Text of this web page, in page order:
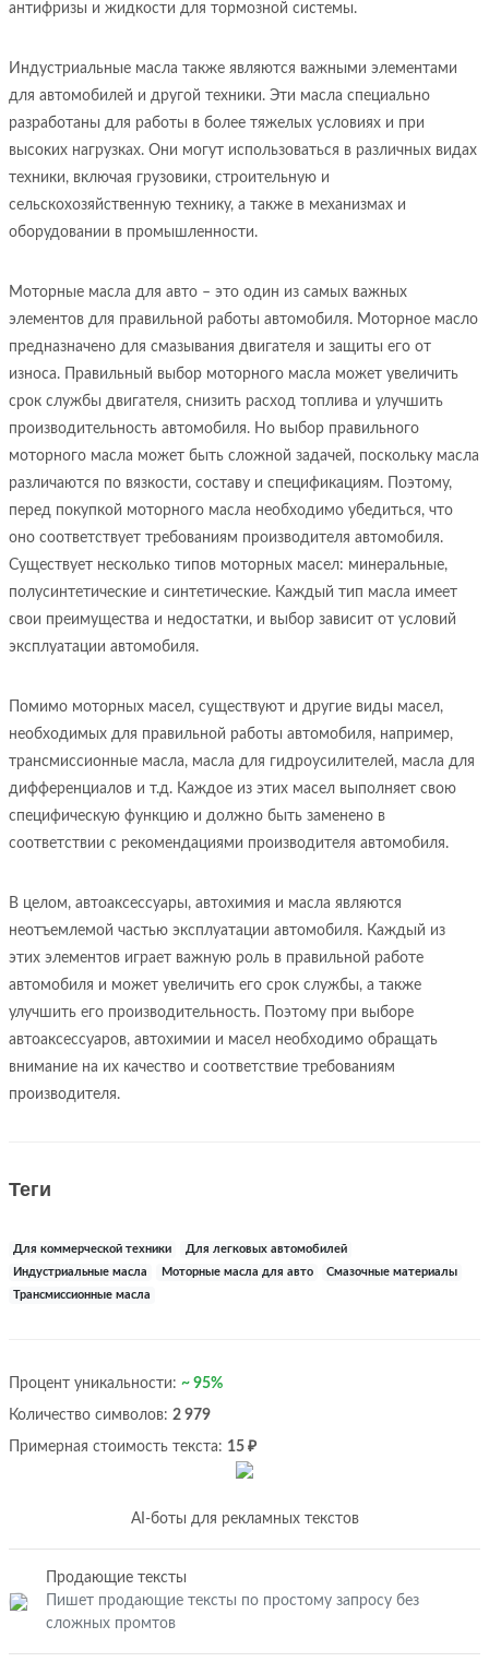
антифризы и жидкости для тормозной системы.
Индустриальные масла также являются важными элементами
для автомобилей и другой техники. Эти масла специально
разработаны для работы в более тяжелых условиях и при
высоких нагрузках. Они могут использоваться в различных видах
техники, включая грузовики, строительную и
сельскохозяйственную технику, а также в механизмах и
оборудовании в промышленности.
Моторные масла для авто – это один из самых важных
элементов для правильной работы автомобиля. Моторное масло
предназначено для смазывания двигателя и защиты его от
износа. Правильный выбор моторного масла может увеличить
срок службы двигателя, снизить расход топлива и улучшить
производительность автомобиля. Но выбор правильного
моторного масла может быть сложной задачей, поскольку масла
различаются по вязкости, составу и спецификациям. Поэтому,
перед покупкой моторного масла необходимо убедиться, что
оно соответствует требованиям производителя автомобиля.
Существует несколько типов моторных масел: минеральные,
полусинтетические и синтетические. Каждый тип масла имеет
свои преимущества и недостатки, и выбор зависит от условий
эксплуатации автомобиля.
Помимо моторных масел, существуют и другие виды масел,
необходимых для правильной работы автомобиля, например,
трансмиссионные масла, масла для гидроусилителей, масла для
дифференциалов и т.д. Каждое из этих масел выполняет свою
специфическую функцию и должно быть заменено в
соответствии с рекомендациями производителя автомобиля.
В целом, автоаксессуары, автохимия и масла являются
неотъемлемой частью эксплуатации автомобиля. Каждый из
этих элементов играет важную роль в правильной работе
автомобиля и может увеличить его срок службы, а также
улучшить его производительность. Поэтому при выборе
автоаксессуаров, автохимии и масел необходимо обращать
внимание на их качество и соответствие требованиям
производителя.
Теги
Для коммерческой техники Для легковых автомобилей
Индустриальные масла Моторные масла для авто Смазочные материалы
Трансмиссионные масла
Процент уникальности: ~ 95%
Количество символов: 2 979
Примерная стоимость текста: 15 ₽
AI-боты для рекламных текстов
Продающие тексты
Пишет продающие тексты по простому запросу без
сложных промтов